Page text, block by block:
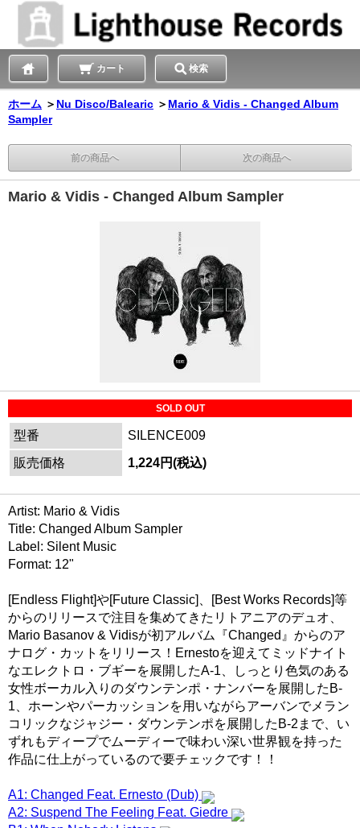
カート 検索
ホーム ＞ Nu Disco/Balearic ＞ Mario & Vidis - Changed Album
Sampler
前の商品へ 次の商品へ
Mario & Vidis - Changed Album Sampler
SOLD OUT
型番
SILENCE009
販売価格
1,224円(税込)
Artist: Mario & Vidis
Title: Changed Album Sampler
Label: Silent Music
Format: 12"
[Endless Flight]や[Future Classic]、[Best Works Records]等
からのリリースで注目を集めてきたリトアニアのデュオ、
Mario Basanov & Vidisが初アルバム『Changed』からのア
ナログ・カットをリリース！Ernestoを迎えてミッドナイト
なエレクトロ・ブギーを展開したA-1、しっとり色気のある
女性ボーカル入りのダウンテンポ・ナンバーを展開したB-
1、ホーンやパーカッションを用いながらアーバンでメラン
コリックなジャジー・ダウンテンポを展開したB-2まで、い
ずれもディープでムーディーで味わい深い世界観を持った
作品に仕上がっているので要チェックです！！
A1: Changed Feat. Ernesto (Dub)
A2: Suspend The Feeling Feat. Giedre